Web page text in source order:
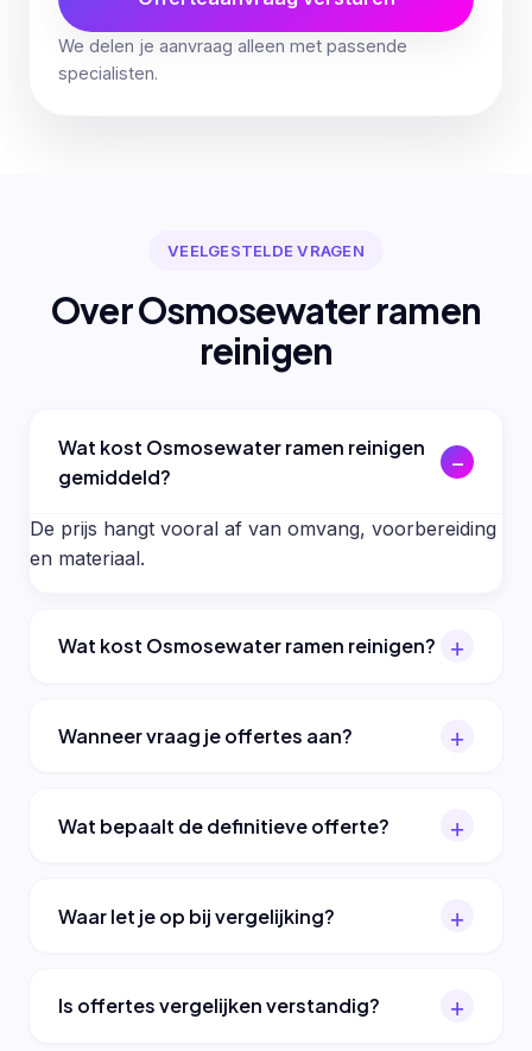
We delen je aanvraag alleen met passende
specialisten.
VEELGESTELDE VRAGEN
Over Osmosewater ramen
reinigen
Wat kost Osmosewater ramen reinigen
gemiddeld?
De prijs hangt vooral af van omvang, voorbereiding
en materiaal.
Wat kost Osmosewater ramen reinigen?
Wanneer vraag je offertes aan?
Wat bepaalt de definitieve offerte?
Waar let je op bij vergelijking?
Is offertes vergelijken verstandig?